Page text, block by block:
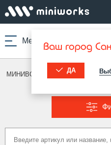
Меню Ваш город
ДА
МИНИВОРКС ПРО /